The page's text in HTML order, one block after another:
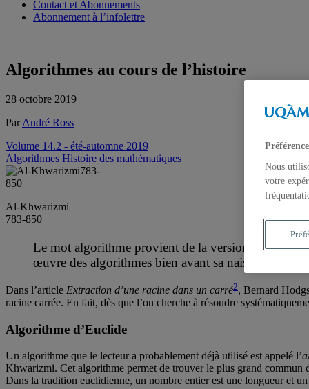
Contact et Abonnements
Abonnement à l’infolettre
Algorithmes au cours de l’histoire
28 octobre 2019
ParAndré Ross
Volume 14.2 - été-automne 2019
Algorithmes Histoire des mathématiques
Al-Khwarizmi
783-850
Le mot algorithme provient de la version latinisée
œuvre des algorithmes bien avant sa naissance.
Dans l’article Extraction d’une racine dans un carré2, Bernard
racine carrée. En fait, dès que l’on cherche à résoudre
Algorithme d’Euclide
Un algorithme que le lecteur a probablement déjà utilisé est appelé l’
Khwarizmi. Cet algorithme permet de trouver le plus grand commun
Dans la tradition euclidienne, un nombre entier est une longueur et
Nous
votre